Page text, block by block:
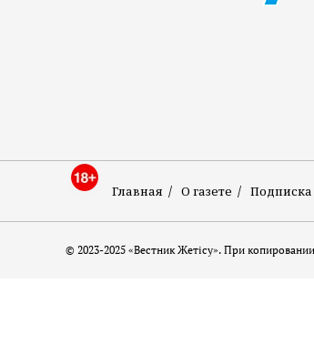
Главная О газете Подписка
© 2023-2025 «Вестник Жетісу». При